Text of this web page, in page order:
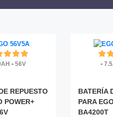
• 56V
REPUESTO
POWER+
•
BATERÍA
PARA
BA4200T